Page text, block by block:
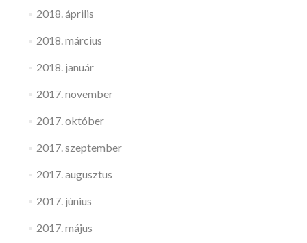
2018. április
2018. március
2018. január
2017. november
2017. október
2017. szeptember
2017. augusztus
2017. június
2017. május